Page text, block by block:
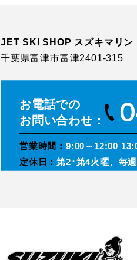
JET SKI SHOP スズキマリン
千葉県富津市富津2401-315
お電話での
お問い合わせ：
営業時間： 9:00～12:00
定休日：第2･第4火曜、毎